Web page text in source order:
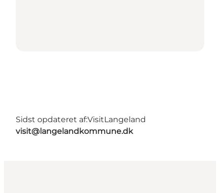
Sidst opdateret af:VisitLangeland
visit@langelandkommune.dk